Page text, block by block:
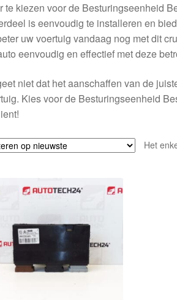
te kiezen voor de Besturingseenheid
is eenvoudig te installeren en
uw voertuig vandaag nog met dit
eenvoudig en effectief met deze
niet dat het aanschaffen van de
Kies voor de Besturingseenheid
Het